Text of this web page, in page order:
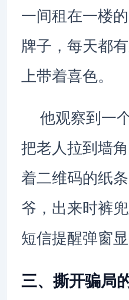
一间租在一楼
牌子，每天都
上带着喜色。
他观察到一
把老人拉到墙
着二维码的纸
爷，出来时裤
短信提醒弹窗
三、撕开骗局